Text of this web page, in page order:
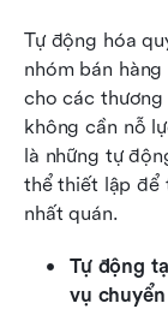
Tự động hóa
nhóm bán
cho các
không cần nỗ
là những tự
thể thiết lập để
nhất quán.
Tự động
vụ